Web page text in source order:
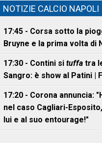
NOTIZIE CALCIO NAPOLI
17:45 - Corsa sotto la
Bruyne e la prima volta di
17:30 - Contini si tuffa tra
Sangro: è show al Patini |
17:20 - Corona annuncia:
nel caso Cagliari-
lui e al suo entourage!"